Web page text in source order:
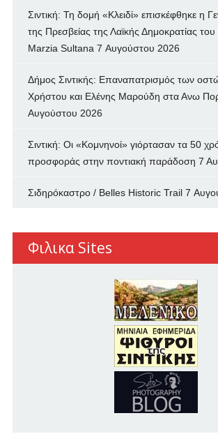
Σιντική: Τη δομή «Κλειδί» επισκέφθηκε η
της Πρεσβείας της Λαϊκής Δημοκρατίας
Marzia Sultana 7 Αυγούστου 2026
Δήμος Σιντικής: Επαναπατρισμός των
Χρήστου και Ελένης Μαρούδη στα Ανω
Αυγούστου 2026
Σιντική: Οι «Κομνηνοί» γιόρτασαν τα 50
προσφοράς στην ποντιακή παράδοση 7
Σιδηρόκαστρο / Belles Historic Trail 7
Φιλικα Sites